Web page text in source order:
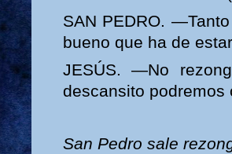
SAN PEDRO.
bueno que ha de
JESÚS. —No
descansito podremos
San Pedro sale